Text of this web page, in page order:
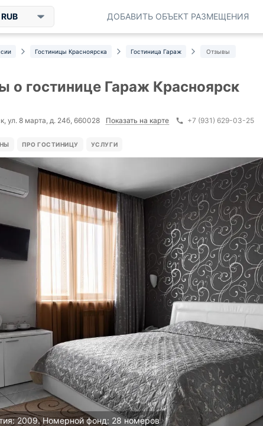
RUB ДОБАВИТЬ ОБЪЕКТ РАЗМЕЩЕНИЯ
Гостиницы Красноярска Гостиница Гараж Отзывы
о гостинице Гараж Красноярск
ул. 8 марта, д. 24б, 660028 Показать на карте +7 (931) 629-03-25
ПРО ГОСТИНИЦУ УСЛУГИ
2009. Номерной фонд: 28 номеров